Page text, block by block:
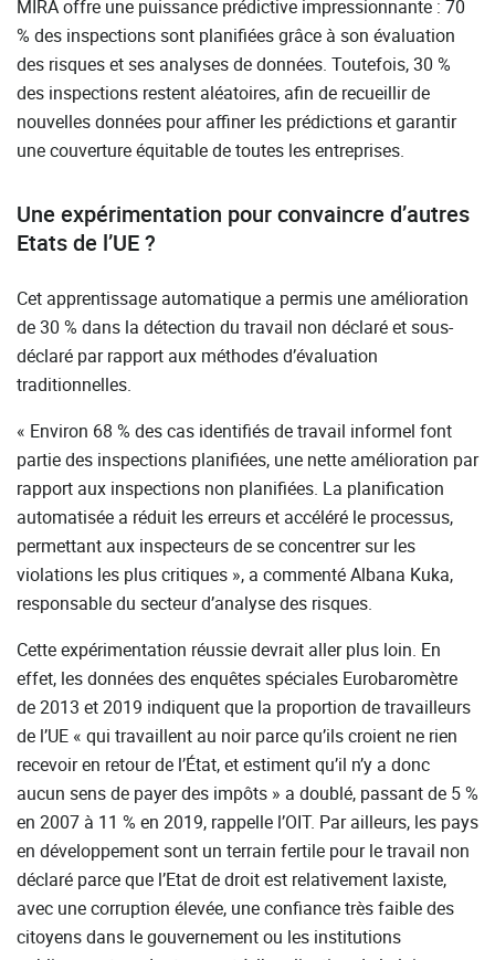
MIRA offre une puissance prédictive impressionnante : 70
% des inspections sont planifiées grâce à son évaluation
des risques et ses analyses de données. Toutefois, 30 %
des inspections restent aléatoires, afin de recueillir de
nouvelles données pour affiner les prédictions et garantir
une couverture équitable de toutes les entreprises.
Une expérimentation pour convaincre d’autres
Etats de l’UE ?
Cet apprentissage automatique a permis une amélioration
de 30 % dans la détection du travail non déclaré et sous-
déclaré par rapport aux méthodes d’évaluation
traditionnelles.
« Environ 68 % des cas identifiés de travail informel font
partie des inspections planifiées, une nette amélioration par
rapport aux inspections non planifiées. La planification
automatisée a réduit les erreurs et accéléré le processus,
permettant aux inspecteurs de se concentrer sur les
violations les plus critiques », a commenté Albana Kuka,
responsable du secteur d’analyse des risques.
Cette expérimentation réussie devrait aller plus loin. En
effet, les données des enquêtes spéciales Eurobaromètre
de 2013 et 2019 indiquent que la proportion de travailleurs
de l’UE « qui travaillent au noir parce qu’ils croient ne rien
recevoir en retour de l’État, et estiment qu’il n’y a donc
aucun sens de payer des impôts » a doublé, passant de 5 %
en 2007 à 11 % en 2019, rappelle l’OIT. Par ailleurs, les pays
en développement sont un terrain fertile pour le travail non
déclaré parce que l’Etat de droit est relativement laxiste,
avec une corruption élevée, une confiance très faible des
citoyens dans le gouvernement ou les institutions